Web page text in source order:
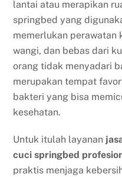
lantai atau merapikan
springbed yang
memerlukan perawatan
wangi, dan bebas dari
orang tidak menyadari
merupakan tempat
bakteri yang bisa
kesehatan.
Untuk itulah layanan
cuci springbed
praktis menjaga